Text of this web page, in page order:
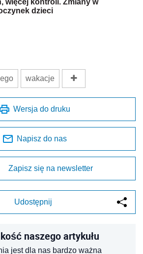
dzieci
wakacje
Wersja do druku
Napisz do nas
Zapisz się na newsletter
Udostępnij
naszego artykułu
jest dla nas bardzo ważna